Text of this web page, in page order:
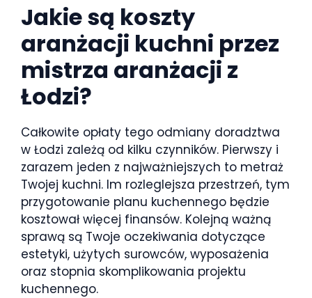
Jakie są koszty
aranżacji kuchni przez
mistrza aranżacji z
Łodzi?
Całkowite opłaty tego odmiany doradztwa
w Łodzi zależą od kilku czynników. Pierwszy i
zarazem jeden z najważniejszych to metraż
Twojej kuchni. Im rozleglejsza przestrzeń, tym
przygotowanie planu kuchennego będzie
kosztował więcej finansów. Kolejną ważną
sprawą są Twoje oczekiwania dotyczące
estetyki, użytych surowców, wyposażenia
oraz stopnia skomplikowania projektu
kuchennego.